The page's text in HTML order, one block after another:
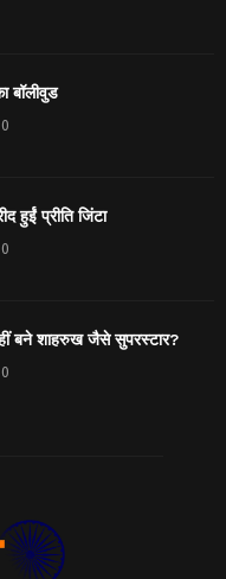
बॉलीवुड
0
हुईं प्रीति जिंटा
0
बने शाहरुख जैसे सुपरस्टार?
0